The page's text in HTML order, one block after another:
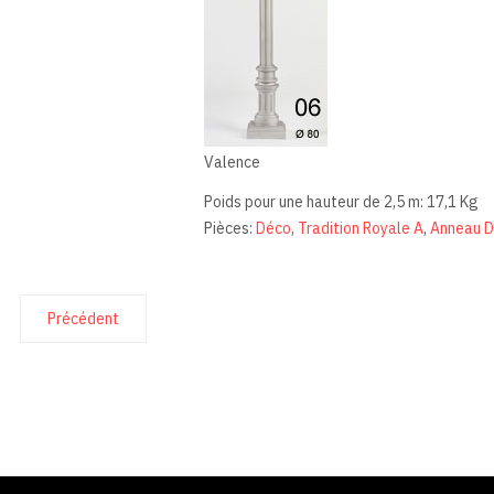
Valence
Poids pour une hauteur de 2,5 m: 17,1 Kg
Pièces: Déco, Tradition Royale A, Anneau
Précédent